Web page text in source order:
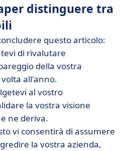
distinguere tra
questo articolo:
di rivalutare
della vostra
all'anno.
al vostro
la vostra visione
ne deriva.
vi consentirà di assumere
la vostra azienda,